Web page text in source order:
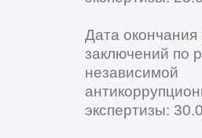
Дата
заключений по
независимой
экспертизы: